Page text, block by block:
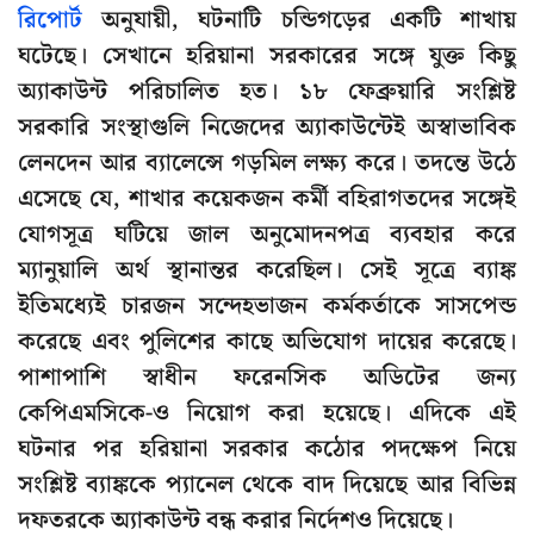
রিপোর্ট অনুযায়ী, ঘটনাটি চন্ডিগড়ের একটি শাখায়
ঘটেছে। সেখানে হরিয়ানা সরকারের সঙ্গে যুক্ত কিছু
অ্যাকাউন্ট পরিচালিত হত। ১৮ ফেব্রুয়ারি সংশ্লিষ্ট
সরকারি সংস্থাগুলি নিজেদের অ্যাকাউন্টেই অস্বাভাবিক
লেনদেন আর ব্যালেন্সে গড়মিল লক্ষ্য করে। তদন্তে উঠে
এসেছে যে, শাখার কয়েকজন কর্মী বহিরাগতদের সঙ্গেই
যোগসূত্র ঘটিয়ে জাল অনুমোদনপত্র ব্যবহার করে
ম্যানুয়ালি অর্থ স্থানান্তর করেছিল। সেই সূত্রে ব্যাঙ্ক
ইতিমধ্যেই চারজন সন্দেহভাজন কর্মকর্তাকে সাসপেন্ড
করেছে এবং পুলিশের কাছে অভিযোগ দায়ের করেছে।
পাশাপাশি স্বাধীন ফরেনসিক অডিটের জন্য
কেপিএমসিকে-ও নিয়োগ করা হয়েছে। এদিকে এই
ঘটনার পর হরিয়ানা সরকার কঠোর পদক্ষেপ নিয়ে
সংশ্লিষ্ট ব্যাঙ্ককে প্যানেল থেকে বাদ দিয়েছে আর বিভিন্ন
দফতরকে অ্যাকাউন্ট বন্ধ করার নির্দেশও দিয়েছে।